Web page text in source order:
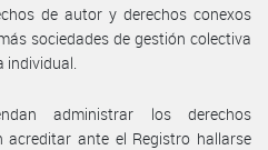
de autor y derechos conexos
sociedades de gestión colectiva
individual.
administrar los derechos
acreditar ante el Registro hallarse